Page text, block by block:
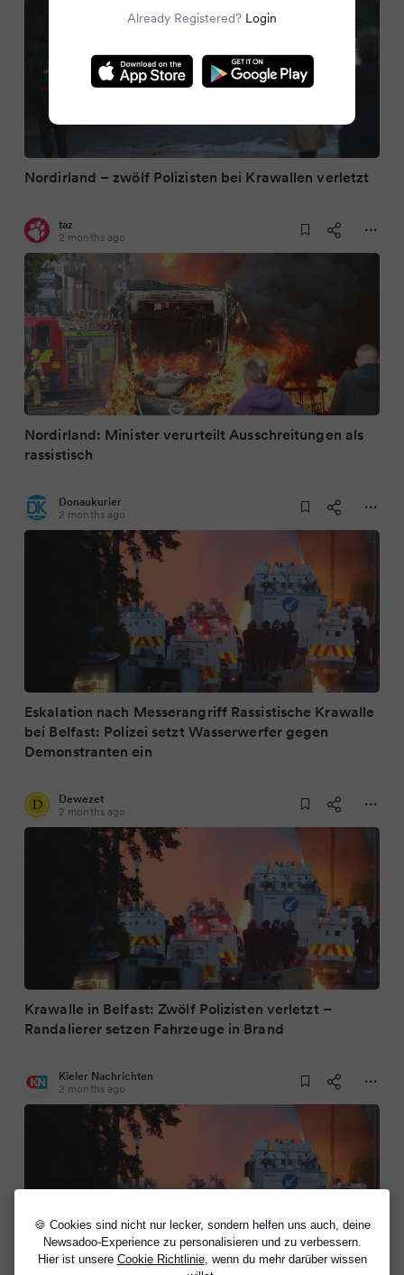
🍪 Cookies sind nicht nur lecker, sondern helfen uns auch, deine
Newsadoo-Experience zu personalisieren und zu verbessern.
Hier ist unsere Cookie Richtlinie, wenn du mehr darüber wissen
Nordirland – zwölf Polizisten bei Krawallen verletzt
taz
2 months ago
Nordirland: Minister verurteilt Ausschreitungen als
rassistisch
Donaukurier
2 months ago
Eskalation nach Messerangriff Rassistische Krawalle
bei Belfast: Polizei setzt Wasserwerfer gegen
Demonstranten ein
Dewezet
2 months ago
Krawalle in Belfast: Zwölf Polizisten verletzt –
Randalierer setzen Fahrzeuge in Brand
Kieler Nachrichten
2 months ago
Already Registered? Login